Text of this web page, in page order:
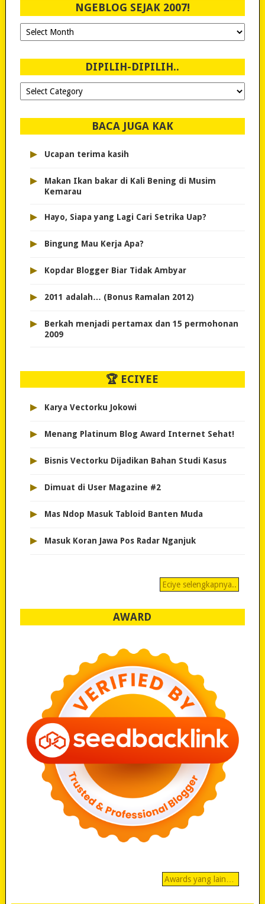
NGEBLOG SEJAK 2007!
Ngeblog
Sejak
DIPILIH-DIPILIH..
Dipilih-
dipilih..
BACA JUGA KAK
▸ Ucapan terima kasih
▸
Makan Ikan bakar di Kali Bening di Musim
Kemarau
▸ Hayo, Siapa yang Lagi Cari Setrika Uap?
▸ Bingung Mau Kerja Apa?
▸ Kopdar Blogger Biar Tidak Ambyar
▸ 2011 adalah… (Bonus Ramalan 2012)
▸
Berkah menjadi pertamax dan 15 permohonan
2009
🏆 ECIYEE
▸ Karya Vectorku Jokowi
▸ Menang Platinum Blog Award Internet Sehat!
▸ Bisnis Vectorku Dijadikan Bahan Studi Kasus
▸ Dimuat di User Magazine #2
▸ Mas Ndop Masuk Tabloid Banten Muda
▸ Masuk Koran Jawa Pos Radar Nganjuk
Eciye selengkapnya..
AWARD
Awards yang lain…